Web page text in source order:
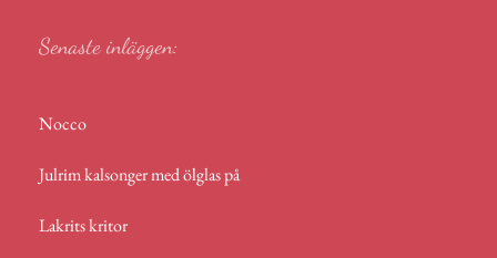
Senaste inläggen:
Nocco
Julrim kalsonger med ölglas på
Lakrits kritor